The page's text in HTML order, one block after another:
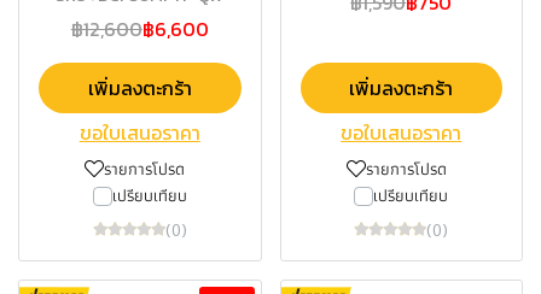
฿12,600฿6,600
เพิ่มลงตะกร้า
ขอใบเสนอราคา
รายการโปรด
เปรียบเทียบ
(0)
เพิ่มลงตะกร้า
ขอใบเสนอราคา
รายการโปรด
เปรียบเทียบ
(0)